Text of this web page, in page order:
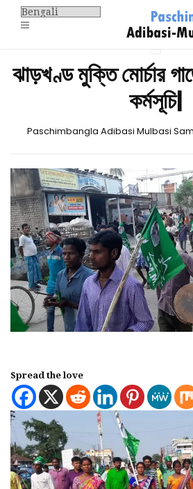
ঝাড়খণ্ড মুক্তি মোর্চার
কর্মসূচি|
Paschimbangla Adibasi Mulbasi
Spread the love